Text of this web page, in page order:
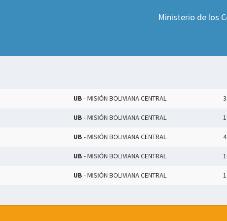
Ministerio de los
UB - MISIÓN BOLIVIANA CENTRAL
UB - MISIÓN BOLIVIANA CENTRAL
UB - MISIÓN BOLIVIANA CENTRAL
UB - MISIÓN BOLIVIANA CENTRAL
UB - MISIÓN BOLIVIANA CENTRAL